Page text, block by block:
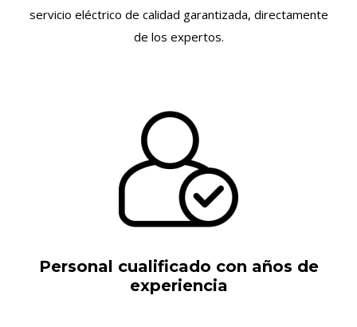
servicio eléctrico de calidad garantizada, directamente
de los expertos.
Personal cualificado con años de
experiencia